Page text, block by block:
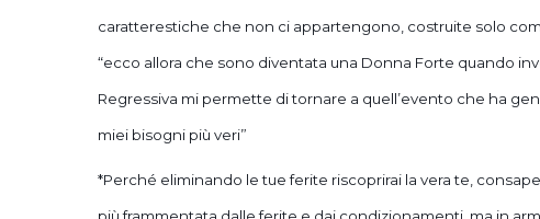
caratterestiche che non ci appartengono, costruite solo
“ecco allora che sono diventata una Donna Forte quando
Regressiva mi permette di tornare a quell’evento che ha
miei bisogni più veri”
*Perché eliminando le tue ferite riscoprirai la vera te,